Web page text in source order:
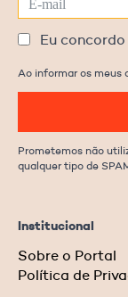
Institucional
Sobre o Portal
Política de
Eu
Ao informar os meus
Prometemos não
qualquer tipo de